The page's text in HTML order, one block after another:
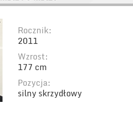
Rocznik:
2011
Wzrost:
177 cm
Pozycja:
silny skrzydłowy